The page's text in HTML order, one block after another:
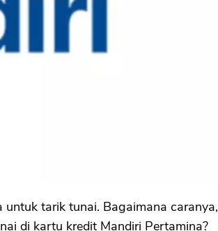
tarik tunai. Bagaimana caranya,
di kartu kredit Mandiri Pertamina?